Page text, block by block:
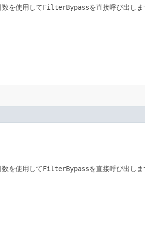
を使用してFilterBypassを直接呼び出しま
を使用してFilterBypassを直接呼び出しま